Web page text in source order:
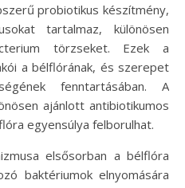
probiotikus készítmény,
tartalmaz, különösen
törzseket. Ezek a
a bélflórának, és szerepet
fenntartásában. A
ajánlott antibiotikumos
egyensúlya felborulhat.
elsősorban a bélflóra
baktériumok elnyomására